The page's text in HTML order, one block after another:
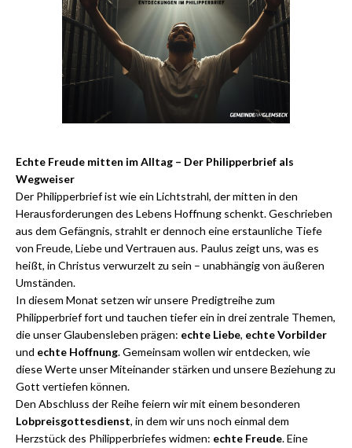
Echte Freude mitten im Alltag – Der Philipperbrief als
Wegweiser
Der Philipperbrief ist wie ein Lichtstrahl, der mitten in den
Herausforderungen des Lebens Hoffnung schenkt. Geschrieben
aus dem Gefängnis, strahlt er dennoch eine erstaunliche Tiefe
von Freude, Liebe und Vertrauen aus. Paulus zeigt uns, was es
heißt, in Christus verwurzelt zu sein – unabhängig von äußeren
Umständen.
In diesem Monat setzen wir unsere Predigtreihe zum
Philipperbrief fort und tauchen tiefer ein in drei zentrale Themen,
die unser Glaubensleben prägen: echte Liebe, echte Vorbilder
und echte Hoffnung. Gemeinsam wollen wir entdecken, wie
diese Werte unser Miteinander stärken und unsere Beziehung zu
Gott vertiefen können.
Den Abschluss der Reihe feiern wir mit einem besonderen
Lobpreisgottesdienst, in dem wir uns noch einmal dem
Herzstück des Philipperbriefes widmen: echte Freude. Eine